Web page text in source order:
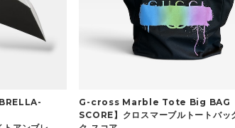
G-cross Marble Tote Big BAG
SCORE】クロスマーブルトートバ